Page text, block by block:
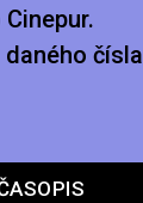
čísla